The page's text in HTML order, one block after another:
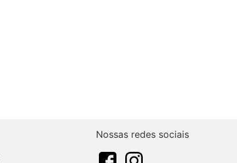
Nossas redes sociais